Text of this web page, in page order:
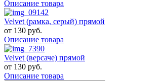
Описание товара
Velvet (рамка, серый) прямой
от 130 руб.
Описание товара
Velvet (версаче) прямой
от 130 руб.
Описание товара